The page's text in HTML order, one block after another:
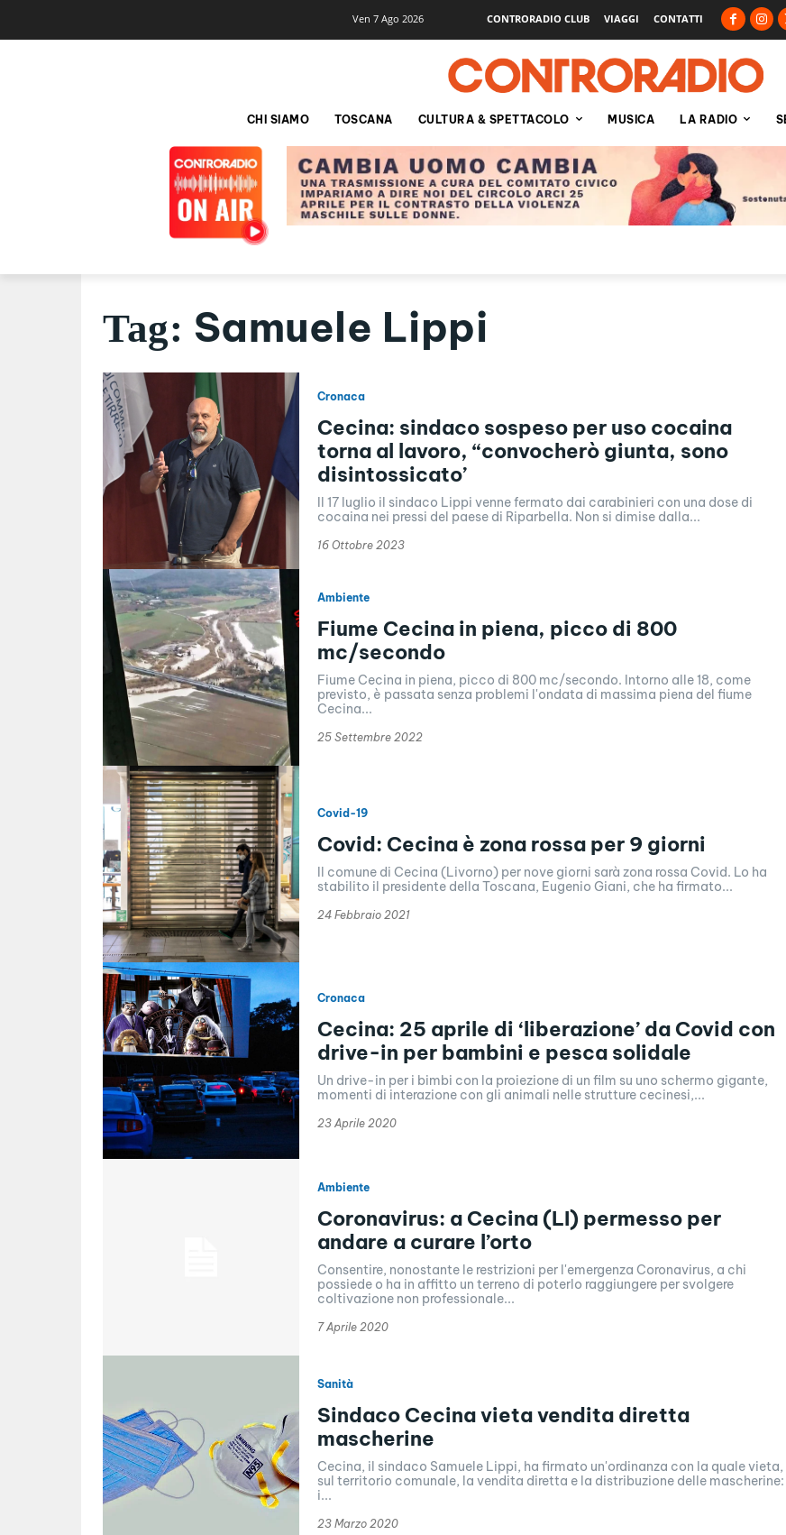
Ven 7 Ago 2026 CONTRORADIO CLUB VIAGGI CONTATTI
CHI SIAMO TOSCANA CULTURA & SPETTACOLO MUSICA LA RADIO
Tag: Samuele Lippi
Cronaca
Cecina: sindaco sospeso per uso cocaina
torna al lavoro, “convocherò giunta, sono
disintossicato’
Il 17 luglio il sindaco Lippi venne fermato dai carabinieri con una dose di
cocaina nei pressi del paese di Riparbella. Non si dimise dalla...
16 Ottobre 2023
Ambiente
Fiume Cecina in piena, picco di 800
mc/secondo
Fiume Cecina in piena, picco di 800 mc/secondo. Intorno alle 18, come
previsto, è passata senza problemi l'ondata di massima piena del fiume
Cecina...
25 Settembre 2022
Covid-19
Covid: Cecina è zona rossa per 9 giorni
Il comune di Cecina (Livorno) per nove giorni sarà zona rossa Covid. Lo ha
stabilito il presidente della Toscana, Eugenio Giani, che ha firmato...
24 Febbraio 2021
Cronaca
Cecina: 25 aprile di ‘liberazione’ da Covid con
drive-in per bambini e pesca solidale
Un drive-in per i bimbi con la proiezione di un film su uno schermo gigante,
momenti di interazione con gli animali nelle strutture cecinesi,...
23 Aprile 2020
Ambiente
Coronavirus: a Cecina (LI) permesso per
andare a curare l’orto
Consentire, nonostante le restrizioni per l'emergenza Coronavirus, a chi
possiede o ha in affitto un terreno di poterlo raggiungere per svolgere
coltivazione non professionale...
7 Aprile 2020
Sanità
Sindaco Cecina vieta vendita diretta
mascherine
Cecina, il sindaco Samuele Lippi, ha firmato un'ordinanza con la quale vieta,
sul territorio comunale, la vendita diretta e la distribuzione delle mascherine:
i...
23 Marzo 2020